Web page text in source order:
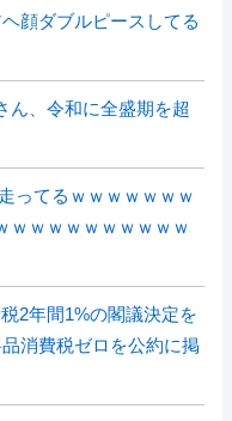
顔ダブルピースしてる
ん、令和に全盛期を超
ってるｗｗｗｗｗｗｗ
ｗｗｗｗｗｗｗｗｗｗ
2年間1%の閣議決定を
消費税ゼロを公約に掲